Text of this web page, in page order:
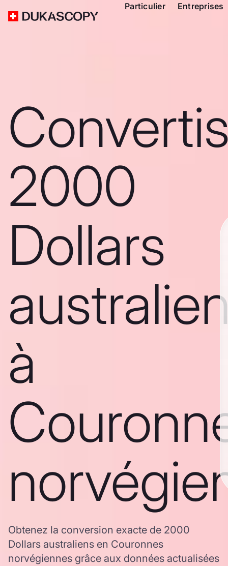
Particulier Entreprises
2000
Dollars
à
Obtenez la conversion exacte de 2000
Dollars australiens en Couronnes
norvégiennes grâce aux données actualisées